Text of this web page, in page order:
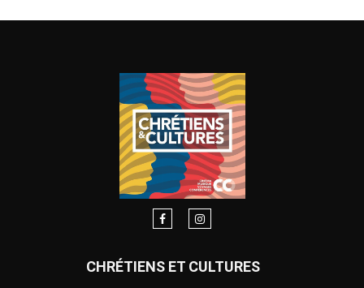
CHRÉTIENS ET CULTURES